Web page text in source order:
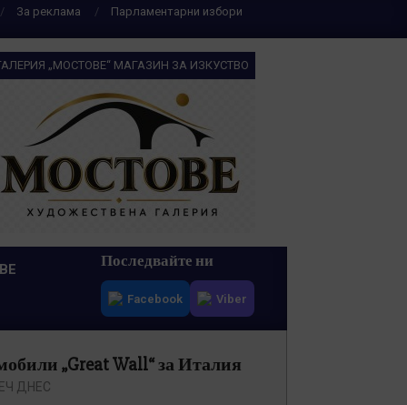
За реклама
Парламентарни избори
„МОСТОВЕ“ МАГАЗИН ЗА ИЗКУСТВО
Последвайте ни
Facebook Viber
„Great Wall“ за Италия
ДНЕС